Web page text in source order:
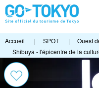
Accueil | SPOT | Ouest
Shibuya - l'épicentre de la